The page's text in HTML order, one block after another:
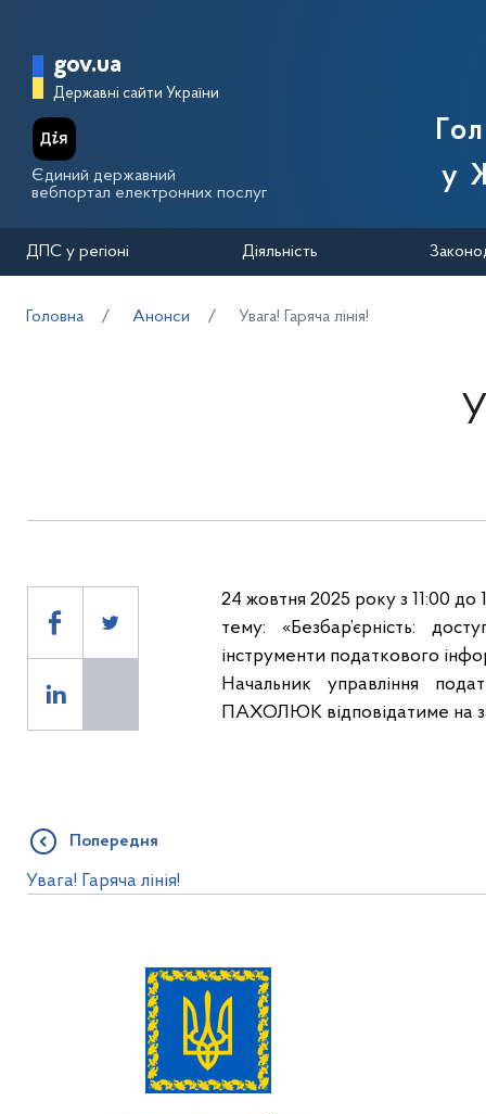
Головна сторінка Державної
gov.ua
Державні сайти України
Єдиний державний
вебпортал електронних послуг
у
ДПС у регіоні Діяльність
Головна Анонси Увага! Гаряча лінія!
24 жовтня 2025 року з 11:00 до
тему: «Безбар’єрність:
інструменти податкового
Начальник управління
ПАХОЛЮК відповідатиме на
Попередня
Увага! Гаряча лінія!